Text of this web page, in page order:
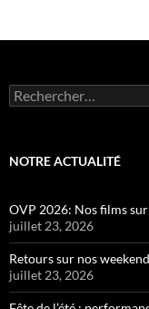
Rechercher :
NOTRE ACTUALITÉ
OVP 2026: Nos films
juillet 23, 2026
Retours sur nos
juillet 23, 2026